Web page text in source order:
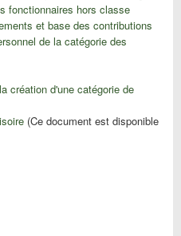
fonctionnaires hors classe
et base des contributions
de la catégorie des
création d'une catégorie de
(Ce document est disponible